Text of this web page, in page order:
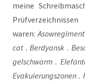
mei­ne
waren:
cat . Ber­dy­ansk .
gel­schwarm .
Eva­ku­ie­rungs­zo­nen